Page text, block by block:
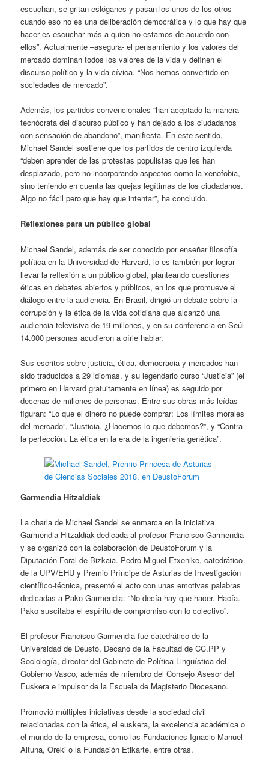
escuchan, se gritan eslóganes y pasan los unos de los otros
cuando eso no es una deliberación democrática y lo que hay que
hacer es escuchar más a quien no estamos de acuerdo con
ellos”. Actualmente –asegura- el pensamiento y los valores del
mercado dominan todos los valores de la vida y definen el
discurso político y la vida cívica. “Nos hemos convertido en
sociedades de mercado”.
Además, los partidos convencionales “han aceptado la manera
tecnócrata del discurso público y han dejado a los ciudadanos
con sensación de abandono”, manifiesta. En este sentido,
Michael Sandel sostiene que los partidos de centro izquierda
“deben aprender de las protestas populistas que les han
desplazado, pero no incorporando aspectos como la xenofobia,
sino teniendo en cuenta las quejas legítimas de los ciudadanos.
Algo no fácil pero que hay que intentar”, ha concluido.
Reflexiones para un público global
Michael Sandel, además de ser conocido por enseñar filosofía
política en la Universidad de Harvard, lo es también por lograr
llevar la reflexión a un público global, planteando cuestiones
éticas en debates abiertos y públicos, en los que promueve el
diálogo entre la audiencia. En Brasil, dirigió un debate sobre la
corrupción y la ética de la vida cotidiana que alcanzó una
audiencia televisiva de 19 millones, y en su conferencia en Seúl
14.000 personas acudieron a oírle hablar.
Sus escritos sobre justicia, ética, democracia y mercados han
sido traducidos a 29 idiomas, y su legendario curso “Justicia” (el
primero en Harvard gratuitamente en línea) es seguido por
decenas de millones de personas. Entre sus obras más leídas
figuran: “Lo que el dinero no puede comprar: Los límites morales
del mercado”, “Justicia. ¿Hacemos lo que debemos?”, y “Contra
la perfección. La ética en la era de la ingeniería genética”.
Garmendia Hitzaldiak
La charla de Michael Sandel se enmarca en la iniciativa
Garmendia Hitzaldiak-dedicada al profesor Francisco Garmendia-
y se organizó con la colaboración de DeustoForum y la
Diputación Foral de Bizkaia. Pedro Miguel Etxenike, catedrático
de la UPV/EHU y Premio Príncipe de Asturias de Investigación
científico-técnica, presentó el acto con unas emotivas palabras
dedicadas a Pako Garmendia: “No decía hay que hacer. Hacía.
Pako suscitaba el espíritu de compromiso con lo colectivo”.
El profesor Francisco Garmendia fue catedrático de la
Universidad de Deusto, Decano de la Facultad de CC.PP y
Sociología, director del Gabinete de Política Lingüística del
Gobierno Vasco, además de miembro del Consejo Asesor del
Euskera e impulsor de la Escuela de Magisterio Diocesano.
Promovió múltiples iniciativas desde la sociedad civil
relacionadas con la ética, el euskera, la excelencia académica o
el mundo de la empresa, como las Fundaciones Ignacio Manuel
Altuna, Oreki o la Fundación Etikarte, entre otras.